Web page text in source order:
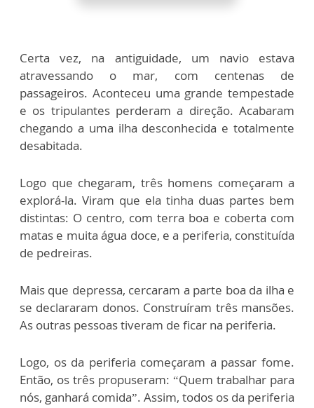
Certa vez, na antiguidade, um navio estava
atravessando o mar, com centenas de
passageiros. Aconteceu uma grande tempestade
e os tripulantes perderam a direção. Acabaram
chegando a uma ilha desconhecida e totalmente
desabitada.
Logo que chegaram, três homens começaram a
explorá-la. Viram que ela tinha duas partes bem
distintas: O centro, com terra boa e coberta com
matas e muita água doce, e a periferia, constituída
de pedreiras.
Mais que depressa, cercaram a parte boa da ilha e
se declararam donos. Construíram três mansões.
As outras pessoas tiveram de ficar na periferia.
Logo, os da periferia começaram a passar fome.
Então, os três propuseram: “Quem trabalhar para
nós, ganhará comida”. Assim, todos os da periferia